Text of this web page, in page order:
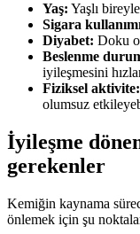
Yaş: Yaşlı
Sigara
Diyabet: Doku
Beslenme
iyileşmesini
Fiziksel aktivite:
olumsuz
İyileşme
gerekenler
Kemiğin kaynama
önlemek için şu